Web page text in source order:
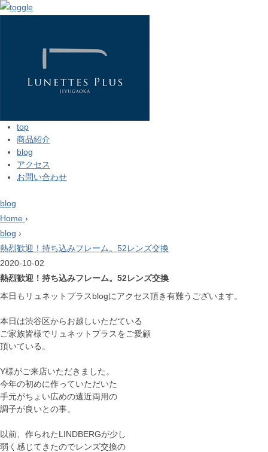
top
商品紹介
blog
アクセス
お問い合わせ
blog
Home ›
blog ›
熱烈歓迎！持ち込みフレーム。52レンズ交換
2020-10-02
熱烈歓迎！持ち込みフレーム。52レンズ交換
本日もリュネットプラスblogにアクセス頂き有難うございます。
本日は渋谷区からお越しいただている
ご家族皆様でリュネットプラスをご愛顧
頂いている。
Y様がご来店いただきました。
今年の初めに作っていただいた
手元がちょい広めの遠近両用の
調子が良いとの事。
以前、作られたLINDBERGが少し
弱く感じてきたのでレンズ交換の